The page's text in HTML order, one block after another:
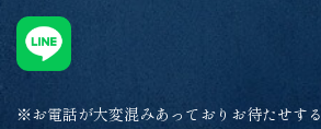
※お電話が大変混みあっておりお待たせす